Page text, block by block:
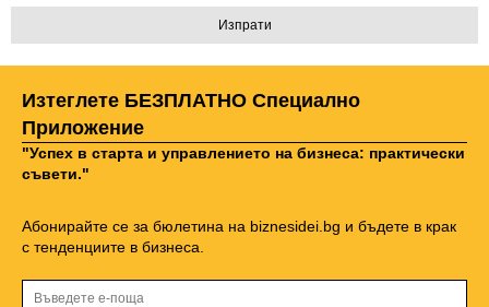
Изтеглете БЕЗПЛАТНО Специално
Приложение
"Успех в старта и управлението на бизнеса: практически
съвети."
Абонирайте се за бюлетина на biznesidei.bg и бъдете в крак
с тенденциите в бизнеса.